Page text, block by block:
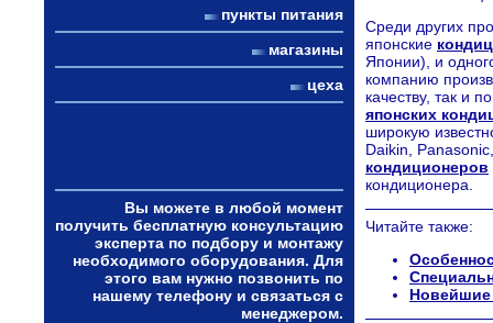
пункты питания
магазины
цеха
Вы можете в любой момент
получить бесплатную консультацию
эксперта по подбору и монтажу
необходимого оборудования. Для
этого вам нужно позвонить по
нашему телефону и связаться с
менеджером.
Среди других
японские
Японии), и
компанию
качеству, так и
японских
широкую
Daikin,
кондиционеров
кондиционера.
Читайте также:
Новейшие